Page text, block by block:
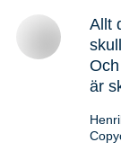
Allt
är